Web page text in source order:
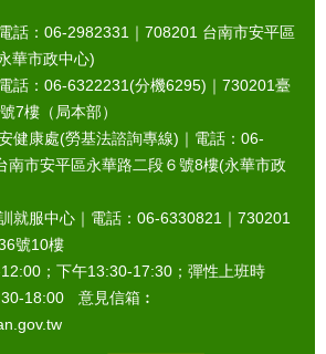
話：06-2982331｜ 708201 台南市安平區
華市政中心)
話：06-6322231(分機6295)｜ 730201臺
7樓（局本部）
健康處(勞基法諮詢專線)｜電話：06-
南市安平區永華路二段６號8樓(永華市政
就服中心｜電話：06-6330821｜ 730201
號10樓
12:00；下午13:30-17:30；彈性上班時
18:00 意見信箱︰